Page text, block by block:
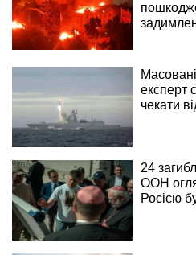
експерт
чекати
24
ООН
Росією